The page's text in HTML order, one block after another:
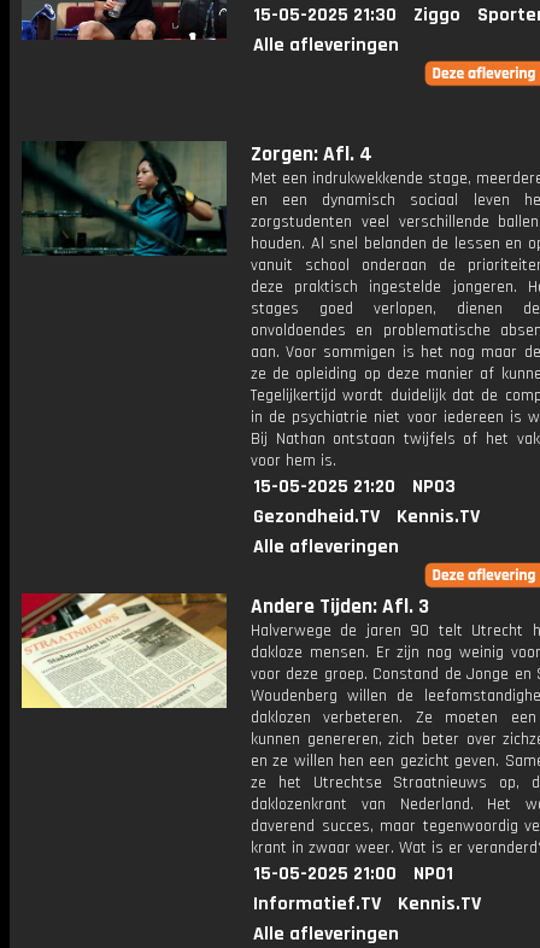
15-05-2025 21:30 Ziggo
Alle afleveringen
Zorgen: Afl. 4
Met een indrukwekkende stage,
en een dynamisch sociaal leven
zorgstudenten veel verschillende
houden. Al snel belanden de lessen en
vanuit school onderaan de
deze praktisch ingestelde jongeren.
stages goed verlopen, dienen
onvoldoendes en problematische
aan. Voor sommigen is het nog maar
ze de opleiding op deze manier af
Tegelijkertijd wordt duidelijk dat de
in de psychiatrie niet voor iedereen is
Bij Nathan ontstaan twijfels of het
voor hem is.
15-05-2025 21:20
NPO3
Gezondheid.TV
Kennis.TV
Alle afleveringen
Andere Tijden: Afl. 3
Halverwege de jaren 90 telt Utrecht
dakloze mensen. Er zijn nog weinig
voor deze groep. Constand de Jonge en
Woudenberg willen de
daklozen verbeteren. Ze moeten
kunnen genereren, zich beter over
en ze willen hen een gezicht geven.
ze het Utrechtse Straatnieuws op,
daklozenkrant van Nederland. Het
daverend succes, maar tegenwoordig
krant in zwaar weer. Wat is er
15-05-2025 21:00
NPO1
Informatief.TV
Kennis.TV
Alle afleveringen